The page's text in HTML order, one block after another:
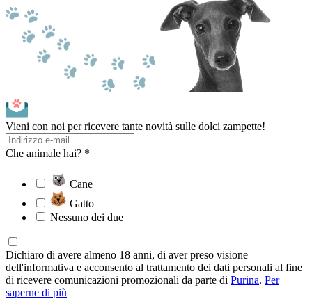
Vieni con noi per ricevere tante novità sulle dolci zampette!
Che animale hai? *
Cane
Gatto
Nessuno dei due
Dichiaro di avere almeno 18 anni, di aver preso visione
dell'informativa e acconsento al trattamento dei dati personali al fine
di ricevere comunicazioni promozionali da parte di Purina. Per
saperne di più